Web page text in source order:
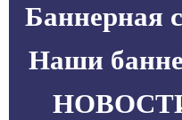
Баннерная
Наши